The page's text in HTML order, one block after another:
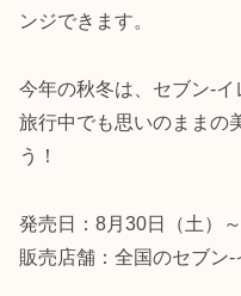
ンジできます。
今年の秋冬は、セブン‐
旅行中でも思いのままの
う！
発売日：8月30日（土）
販売店舗：全国のセブン-